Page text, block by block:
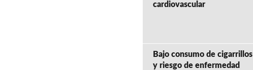
cardiovascular
Bajo consumo de cigarrillos
y riesgo de enfermedad